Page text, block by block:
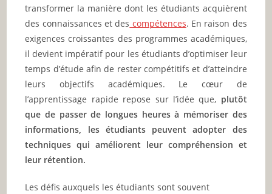
transformer la manière dont les étudiants acquièrent
des connaissances et des compétences. En raison des
exigences croissantes des programmes académiques,
il devient impératif pour les étudiants d’optimiser leur
temps d’étude afin de rester compétitifs et d’atteindre
leurs objectifs académiques. Le cœur de
l’apprentissage rapide repose sur l’idée que, plutôt
que de passer de longues heures à mémoriser des
informations, les étudiants peuvent adopter des
techniques qui améliorent leur compréhension et
leur rétention.
Les défis auxquels les étudiants sont souvent